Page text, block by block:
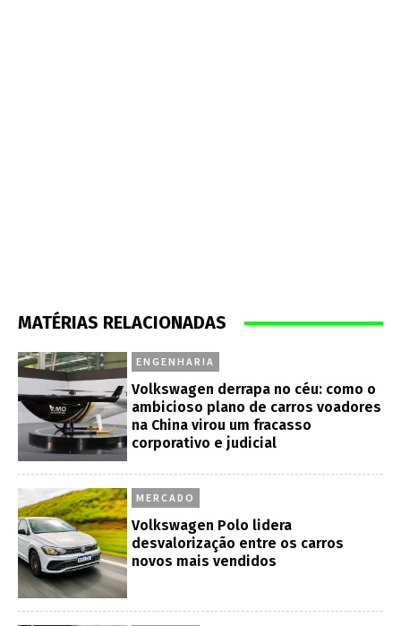
MATÉRIAS RELACIONADAS
ENGENHARIA
Volkswagen derrapa no céu: como o
ambicioso plano de carros voadores
na China virou um fracasso
corporativo e judicial
MERCADO
Volkswagen Polo lidera
desvalorização entre os carros
novos mais vendidos